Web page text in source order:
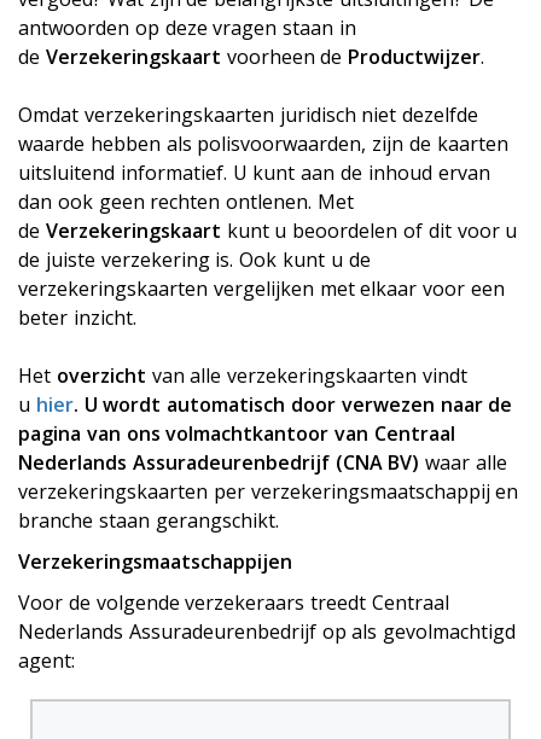
antwoorden op deze vragen staan in
de Verzekeringskaart voorheen de Productwijzer.
Omdat verzekeringskaarten juridisch niet dezelfde
waarde hebben als polisvoorwaarden, zijn de kaarten
uitsluitend informatief. U kunt aan de inhoud ervan
dan ook geen rechten ontlenen. Met
de Verzekeringskaart kunt u beoordelen of dit voor u
de juiste verzekering is. Ook kunt u de
verzekeringskaarten vergelijken met elkaar voor een
beter inzicht.
Het overzicht van alle verzekeringskaarten vindt
u hier. U wordt automatisch door verwezen naar de
pagina van ons volmachtkantoor van Centraal
Nederlands Assuradeurenbedrijf (CNA BV) waar alle
verzekeringskaarten per verzekeringsmaatschappij en
branche staan gerangschikt.
Verzekeringsmaatschappijen
Voor de volgende verzekeraars treedt Centraal
Nederlands Assuradeurenbedrijf op als gevolmachtigd
agent: